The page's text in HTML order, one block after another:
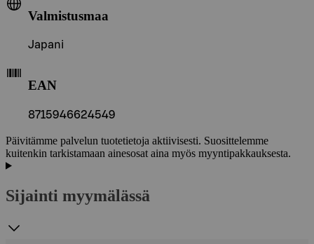
Valmistusmaa
Japani
EAN
8715946624549
Päivitämme palvelun tuotetietoja aktiivisesti. Suosittelemme
kuitenkin tarkistamaan ainesosat aina myös myyntipakkauksesta.
Sijainti myymälässä